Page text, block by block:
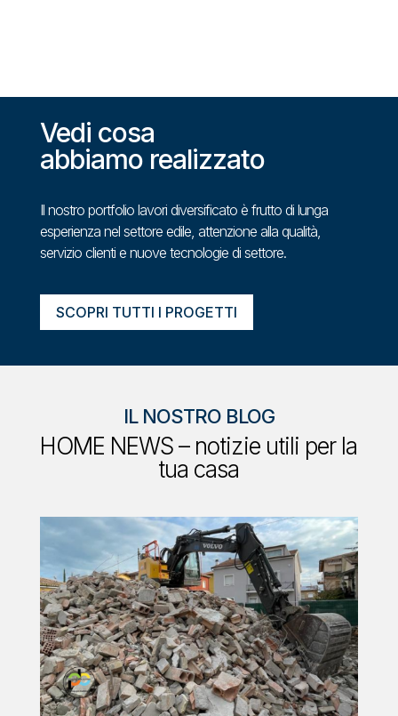
Vedi cosa
abbiamo realizzato
esperienza nel settore edile, attenzione alla qualità,
servizio clienti e nuove tecnologie di settore.
HOME NEWS – notizie utili per la
tua casa